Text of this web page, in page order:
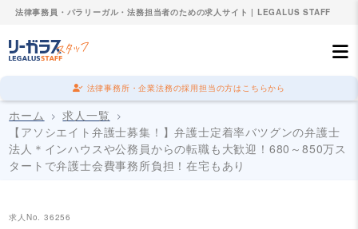
法律事務員・パラリーガル・法務担当者のための求人サイト | LEGALUS STAFF
法律事務所・企業法務の採用担当の方はこちらから
ホーム
求人一覧
【アソシエイト弁護士募集！】弁護士定着率バツグンの弁護士
法人＊インハウスや公務員からの転職も大歓迎！680～850万ス
タートで弁護士会費事務所負担！在宅もあり
求人No. 36256